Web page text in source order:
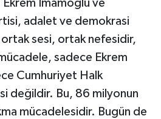
İmamoğlu ve
adalet ve demokrasi
sesi, ortak nefesidir,
sadece Ekrem
Cumhuriyet Halk
değildir. Bu, 86 milyonun
mücadelesidir. Bugün de